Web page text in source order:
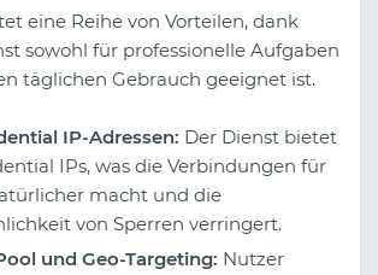
eine Reihe von Vorteilen, dank
sowohl für professionelle Aufgaben
täglichen Gebrauch geeignet ist.
IP-Adressen: Der Dienst bietet
IPs, was die Verbindungen für
macht und die
von Sperren verringert.
und Geo-Targeting: Nutzer